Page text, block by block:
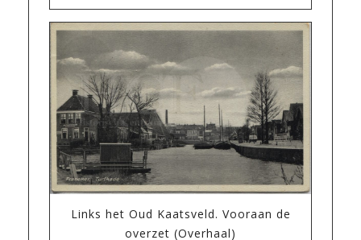
Links het Oud Kaatsveld. Vooraan de
overzet (Overhaal)